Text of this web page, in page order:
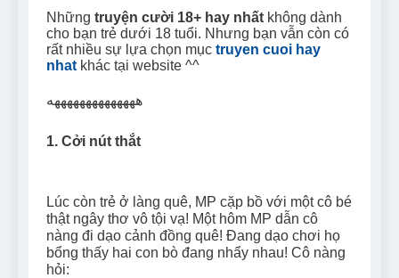
7 Năm Ago
Can Bulldogs Play Fetch?
And How to Train Them!
7 Năm Ago
Những truyện cười 18+ hay nhất không dành
cho bạn trẻ dưới 18 tuổi. Nhưng bạn vẫn còn có
rất nhiều sự lựa chọn mục truyen cuoi hay
nhat khác tại website ^^
ههههههههههههههه
1. Cởi nút thắt
Lúc còn trẻ ở làng quê, MP cặp bồ với một cô bé
thật ngây thơ vô tội vạ! Một hôm MP dẫn cô
nàng đi dạo cảnh đồng quê! Đang dạo chơi họ
bổng thấy hai con bò đang nhẩy nhau! Cô nàng
hỏi: